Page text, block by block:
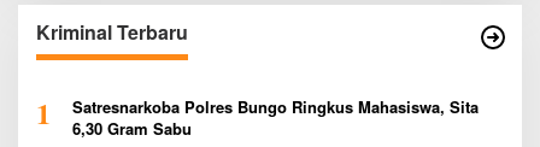
Kriminal Terbaru
1
Satresnarkoba Polres Bungo Ringkus Mahasiswa, Sita
6,30 Gram Sabu